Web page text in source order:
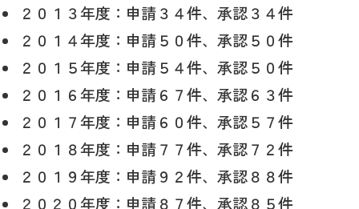
２０１３年度：申請３４件、承認３４件
２０１４年度：申請５０件、承認５０件
２０１５年度：申請５４件、承認５０件
２０１６年度：申請６７件、承認６３件
２０１７年度：申請６０件、承認５７件
２０１８年度：申請７７件、承認７２件
２０１９年度：申請９２件、承認８８件
２０２０年度：申請８７件、承認８５件